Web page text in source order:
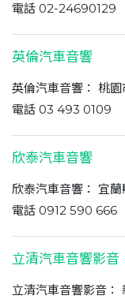
電話 02-24690129
英倫汽車音響
英倫汽車音響： 桃
電話 03 493 0109
欣泰汽車音響
欣泰汽車音響： 宜
電話 0912 590 666
立清汽車音響影音
立清汽車音響影音：